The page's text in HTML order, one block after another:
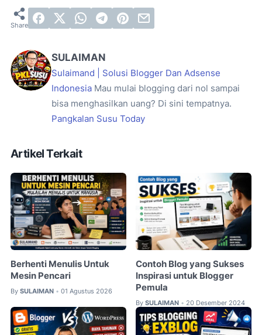
SULAIMAN
Sulaimand | Solusi Blogger Dan Adsense
Indonesia Mau mulai blogging dari nol sampai
bisa menghasilkan uang? Di sini tempatnya.
Pangkalan Susu Today
Artikel Terkait
Berhenti Menulis Untuk
Mesin Pencari
By SULAIMAN • 01 Agustus 2026
Contoh Blog yang Sukses
Inspirasi untuk Blogger
Pemula
By SULAIMAN • 20 Desember 2024